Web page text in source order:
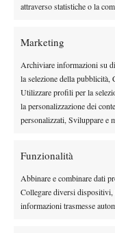
attraverso statistiche o la
Marketing
Archiviare informazioni su
la selezione della pubblicità,
Utilizzare profili per la
la personalizzazione dei
personalizzati, Sviluppare e
Funzionalità
Abbinare e combinare dati
Collegare diversi
informazioni trasmesse
mondiale: “Forse
mesi per una
rispetto a quelli che
OBIETTIVI E
Infine, l’attenzione
obiettivi da
organizzativo e la
Comune abbiamo
la nostra classifica,
tennis e padel